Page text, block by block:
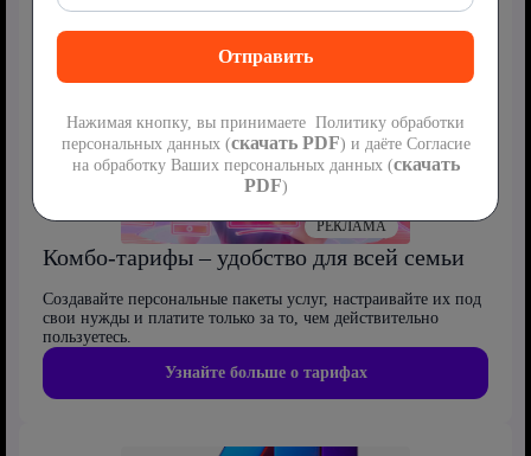
Комбо-тарифы – удобство для всей семьи
Создавайте персональные пакеты услуг, настраивайте их под
свои нужды и платите только за то, чем действительно
пользуетесь.
Узнайте больше о тарифах
РЕКЛАМА
Нажимая кнопку, вы принимаете Политику обработки
персональных данных (скачать PDF) и даёте Согласие
на обработку Ваших персональных данных (скачать
PDF)